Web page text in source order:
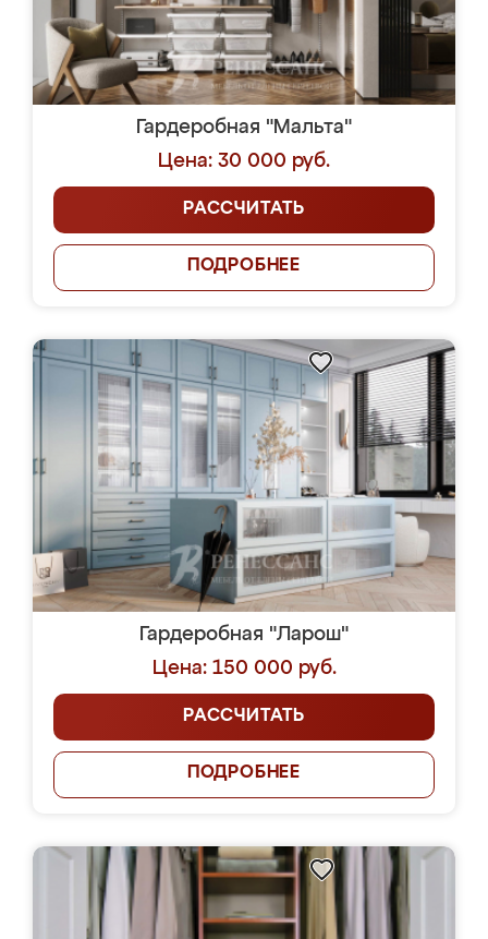
Гардеробная "Мальта"
Цена: 30 000 руб.
РАССЧИТАТЬ
ПОДРОБНЕЕ
Гардеробная "Ларош"
Цена: 150 000 руб.
РАССЧИТАТЬ
ПОДРОБНЕЕ